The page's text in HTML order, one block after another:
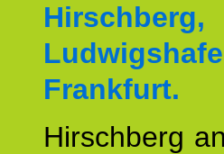
Hirschberg,
Frankfurt.
Hirschberg